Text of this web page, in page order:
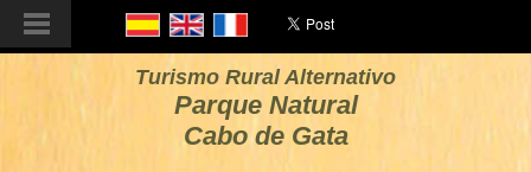
Turismo Rural Alternativo
Parque Natural
Cabo de Gata